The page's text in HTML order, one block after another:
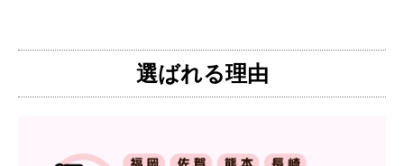
ろ、希望した製品が量販店よりかなり安い価格で
あったので購入いたしました。
選ばれる理由